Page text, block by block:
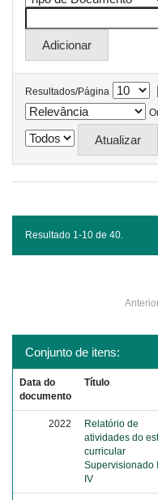
Resultados/Página
Resultado 1-10 de 40.
Conjunto de itens:
Data do
documento
Título
2022
Relatório de
atividades do
curricular
Supervisionado
IV